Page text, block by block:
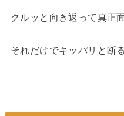
クルッと向き返って真正
それだけでキッパリと断